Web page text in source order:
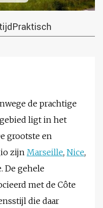
Praktisch
de prachtige
ligt in het
grootste en
zijnMarseille, Nice,
De gehele
met de Côte
die daar